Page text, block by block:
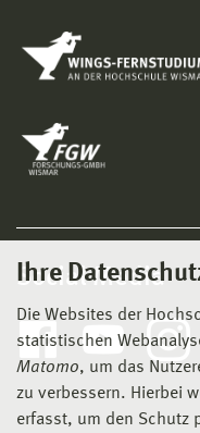
Ihre
Die Websites der
statistischen
Matomo, um das
zu verbessern. Hierbei
erfasst, um den Schutz
Social Media